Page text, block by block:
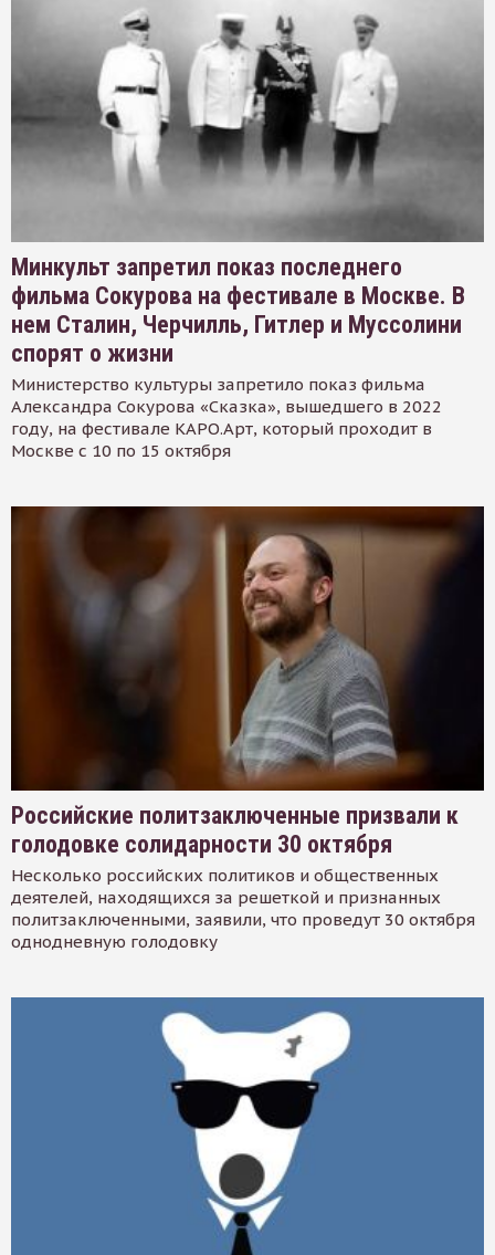
Минкульт запретил показ последнего
фильма Сокурова на фестивале в Москве. В
нем Сталин, Черчилль, Гитлер и Муссолини
спорят о жизни
Министерство культуры запретило показ фильма
Александра Сокурова «Сказка», вышедшего в 2022
году, на фестивале КАРО.Арт, который проходит в
Москве с 10 по 15 октября
Российские политзаключенные призвали к
голодовке солидарности 30 октября
Несколько российских политиков и общественных
деятелей, находящихся за решеткой и признанных
политзаключенными, заявили, что проведут 30 октября
однодневную голодовку